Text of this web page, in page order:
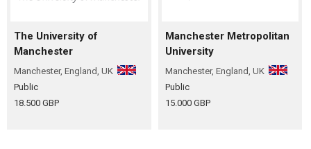
The University of
Manchester
Manchester, England, UK
Public
18.500 GBP
Manchester Metropolitan
University
Manchester, England, UK
Public
15.000 GBP